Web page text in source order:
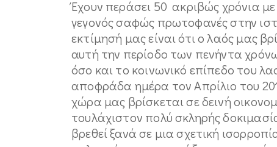
Έχουν περάσει 50 ακριβώς χρόνια
γεγονός σαφώς πρωτοφανές στην
εκτίμησή μας είναι ότι ο λαός μας
αυτή την περίοδο των πενήντα
όσο και το κοινωνικό επίπεδο του
αποφράδα ημέρα τον Απρίλιο του
χώρα μας βρίσκεται σε δεινή
τουλάχιστον πολύ σκληρής
βρεθεί ξανά σε μια σχετική